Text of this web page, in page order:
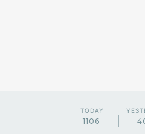
TODAY
1106